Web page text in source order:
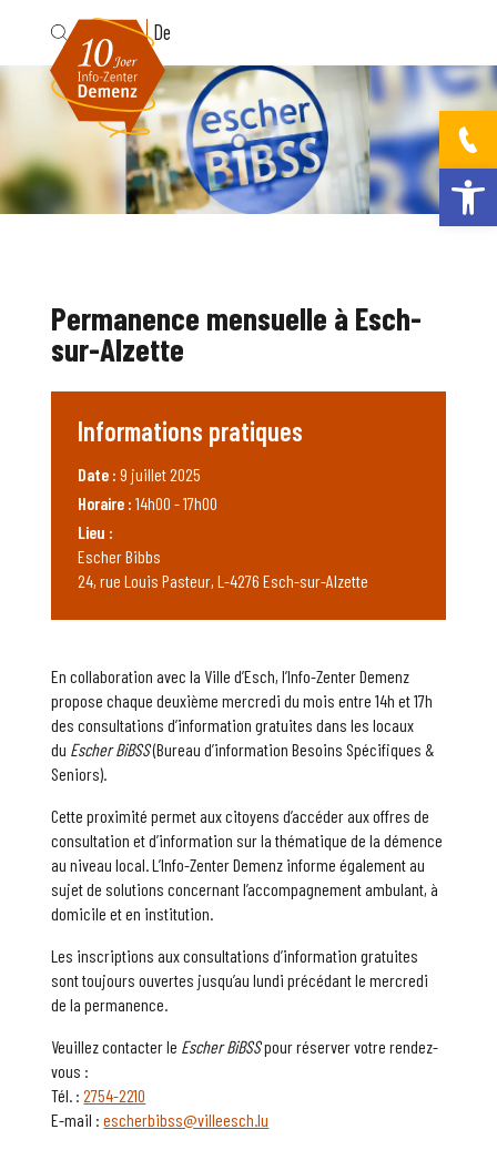
Ouvrir la
Fr De
En collaboration avec la Ville d’Esch, l’Info-Zenter Demenz
propose chaque deuxième mercredi du mois entre 14h et 17h
des consultations d’information gratuites dans les locaux
du Escher BiBSS(Bureau d’information Besoins Spécifiques &
Seniors).
Cette proximité permet aux citoyens d’accéder aux offres de
consultation et d’information sur la thématique de la démence
au niveau local. L’Info-Zenter Demenz informe également au
sujet de solutions concernant l’accompagnement ambulant, à
domicile et en institution.
Les inscriptions aux consultations d’information gratuites
sont toujours ouvertes jusqu’au lundi précédant le mercredi
de la permanence.
Veuillez contacter le Escher BiBSSpour réserver votre rendez-
vous :
Tél. :2754-2210
E-mail :escherbibss@villeesch.lu
Permanence mensuelle à Esch-
sur-Alzette
Informations pratiques
Date : 9 juillet 2025
Horaire : 14h00 - 17h00
Lieu :
Escher Bibbs
24, rue Louis Pasteur, L-4276 Esch-sur-Alzette